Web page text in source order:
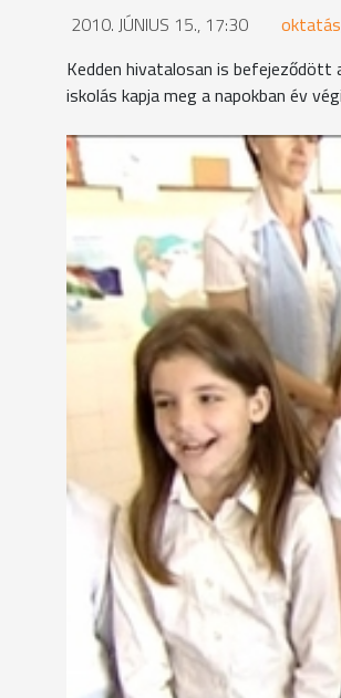
2010. JÚNIUS 15., 17:30 oktatás
Kedden hivatalosan is befejeződött
iskolás kapja meg a napokban év
A Derkovits iskolában kedden
itt három első osztályt
Vakáció! Ez az, ami hetek óta
napokban lezárult
részét, és többen utaznak
Az utolsó napok már nem
az iskolában. A
tanévzárón vehetik majd át őket.
Kovács Péterné- igazgató,
"40 kitűnő tanulónk van idén,
Ma ballagtak el a
végzőseinek 18 százaléka
a tanév, összesen 900-an